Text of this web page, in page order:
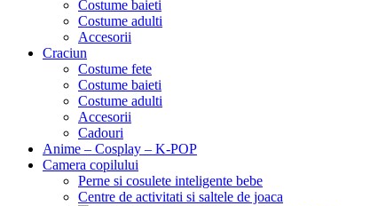
Costume baieti
Costume adulti
Accesorii
Craciun
Costume fete
Costume baieti
Costume adulti
Accesorii
Cadouri
Anime – Cosplay – K‑POP
Camera copilului
Perne si cosulete inteligente bebe
Centre de activitati si saltele de joaca